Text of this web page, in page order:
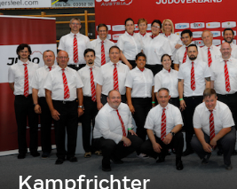
Kampfrichter